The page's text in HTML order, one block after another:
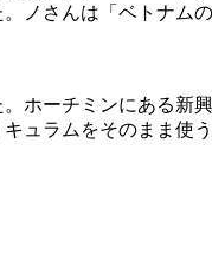
ノさんは「ベトナム
ホーチミンにある新
ュラムをそのまま使